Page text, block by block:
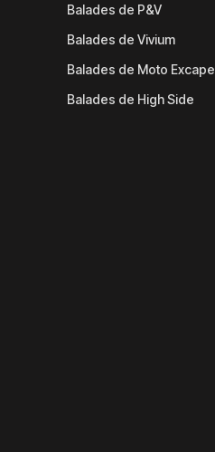
Balades de P&V
Balades de Vivium
Balades de Moto Excape
Balades de High Side